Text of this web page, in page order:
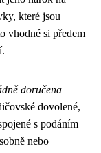
které jsou
vhodné si předem
doručena
dovolené,
s podáním
nebo